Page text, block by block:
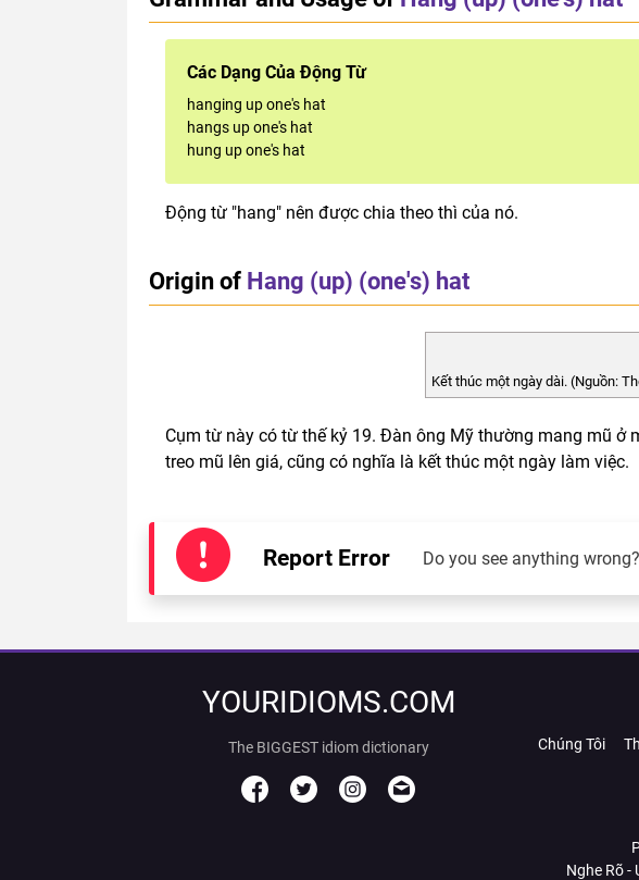
Các Dạng Của Động Từ
hanging up one's hat
hangs up one's hat
hung up one's hat
Động từ "hang" nên được chia theo thì của nó.
Origin of Hang (up) (one's) hat
Kết thúc một ngày dài. (Nguồn:
Cụm từ này có từ thế kỷ 19. Đàn ông Mỹ thường mang mũ ở
treo mũ lên giá, cũng có nghĩa là kết thúc một ngày làm việc.
Report Error Do you see anything wrong?
YOURIDIOMS.COM
The BIGGEST idiom dictionary Chúng Tôi
Nghe Rõ -